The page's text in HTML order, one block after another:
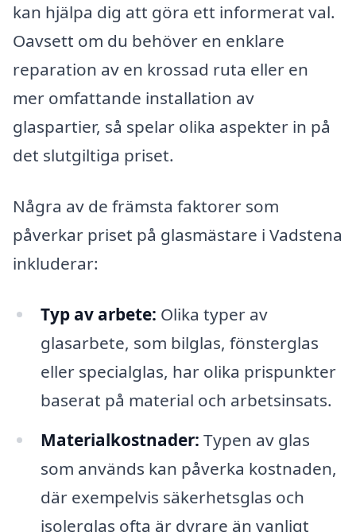
kan hjälpa dig att göra ett informerat val.
Oavsett om du behöver en enklare
reparation av en krossad ruta eller en
mer omfattande installation av
glaspartier, så spelar olika aspekter in på
det slutgiltiga priset.
Några av de främsta faktorer som
påverkar priset på glasmästare i Vadstena
inkluderar:
Typ av arbete: Olika typer av
glasarbete, som bilglas, fönsterglas
eller specialglas, har olika prispunkter
baserat på material och arbetsinsats.
Materialkostnader: Typen av glas
som används kan påverka kostnaden,
där exempelvis säkerhetsglas och
isolerglas ofta är dyrare än vanligt